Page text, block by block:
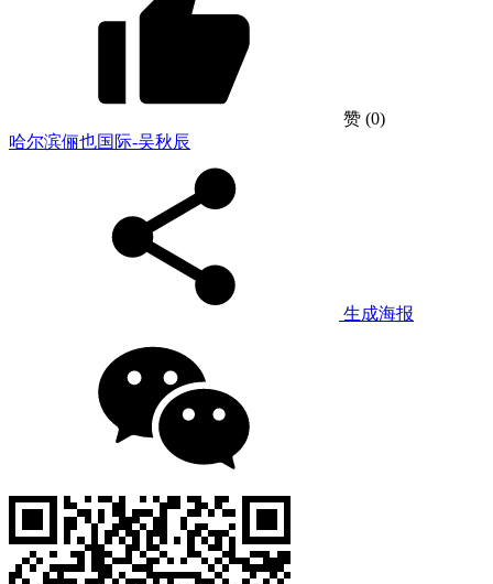
赞 (0)
哈尔滨俪也国际-吴秋辰
生成海报